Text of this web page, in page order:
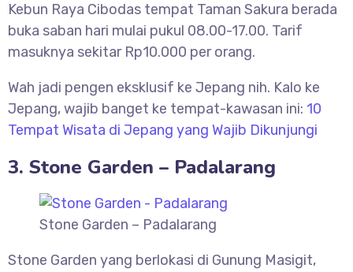
Kebun Raya Cibodas tempat Taman Sakura berada
buka saban hari mulai pukul 08.00-17.00. Tarif
masuknya sekitar Rp10.000 per orang.
Wah jadi pengen eksklusif ke Jepang nih. Kalo ke
Jepang, wajib banget ke tempat-kawasan ini: 10
Tempat Wisata di Jepang yang Wajib Dikunjungi
3. Stone Garden – Padalarang
Stone Garden – Padalarang
Stone Garden yang berlokasi di Gunung Masigit,